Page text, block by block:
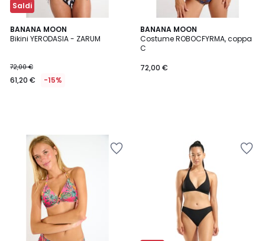
Saldi
BANANA MOON
Bikini YERODASIA - ZARUM
72,00 €
61,20 € -15%
BANANA MOON
Costume ROBOCFYRMA, coppa
C
72,00 €